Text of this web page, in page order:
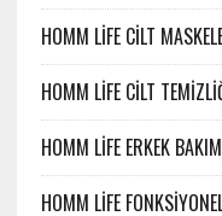
HOMM LİFE CİLT
HOMM LİFE CİLT
HOMM LİFE ERKEK BAKIM
HOMM LİFE